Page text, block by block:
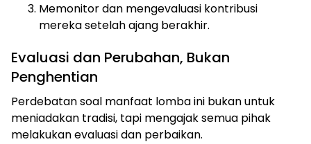
Memonitor dan mengevaluasi kontribusi
mereka setelah ajang berakhir.
Evaluasi dan Perubahan, Bukan
Penghentian
Perdebatan soal manfaat lomba ini bukan untuk
meniadakan tradisi, tapi mengajak semua pihak
melakukan evaluasi dan perbaikan.